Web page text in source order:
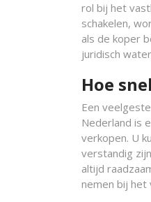
rol bij het
schakelen,
als de koper
juridisch
Hoe
Een
Nederland is
verkopen. U
verstandig
altijd
nemen bij het